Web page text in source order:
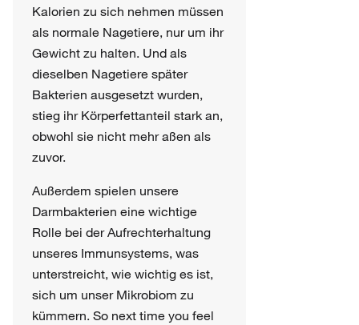
Kalorien zu sich nehmen müssen
als normale Nagetiere, nur um ihr
Gewicht zu halten. Und als
dieselben Nagetiere später
Bakterien ausgesetzt wurden,
stieg ihr Körperfettanteil stark an,
obwohl sie nicht mehr aßen als
zuvor.
Außerdem spielen unsere
Darmbakterien eine wichtige
Rolle bei der Aufrechterhaltung
unseres Immunsystems, was
unterstreicht, wie wichtig es ist,
sich um unser Mikrobiom zu
kümmern. So next time you feel